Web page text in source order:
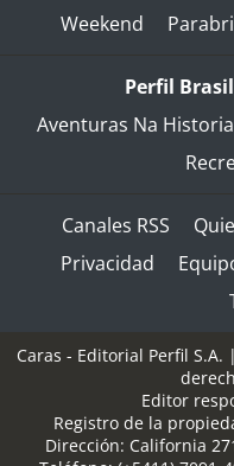
Weekend
Perfil
Aventuras Na Historia
Canales RSS
Privacidad
Caras - Editorial Perfil S.A.
Editor
Registro de la
Dirección: California